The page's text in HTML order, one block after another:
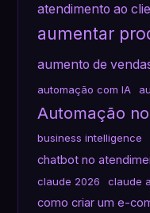
atendimento ao
aumentar
aumento de
automação com IA
Automação
business intelligence
chatbot no
claude 2026 claude
como criar um e-